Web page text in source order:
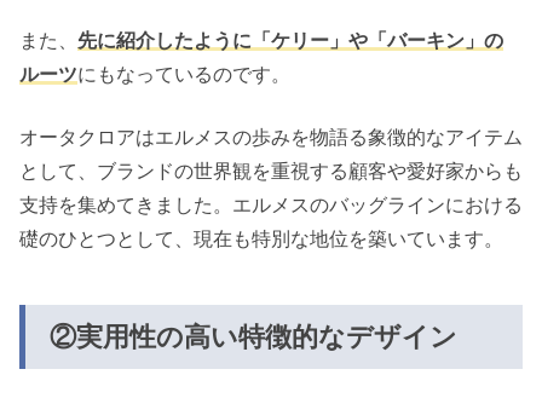
また、 先に紹介したように「ケリー」や「バーキン」の
ルーツにもなっているのです。
オータクロアはエルメスの歩みを物語る象徴的なアイテム
として、ブランドの世界観を重視する顧客や愛好家からも
支持を集めてきました。エルメスのバッグラインにおける
礎のひとつとして、現在も特別な地位を築いています。
②実用性の高い特徴的なデザイン